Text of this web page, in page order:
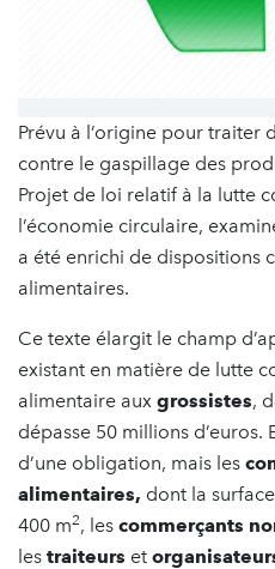
Prévu à l’origine pour traiter
contre le gaspillage des
Projet de loi relatif à la lutte
l’économie circulaire,
a été enrichi de dispositions
alimentaires.
Ce texte élargit le champ
existant en matière de lutte
alimentaire aux grossistes,
dépasse 50 millions d’euros.
d’une obligation, mais les
alimentaires, dont la
400 m2, les commerçants
les traiteurs et